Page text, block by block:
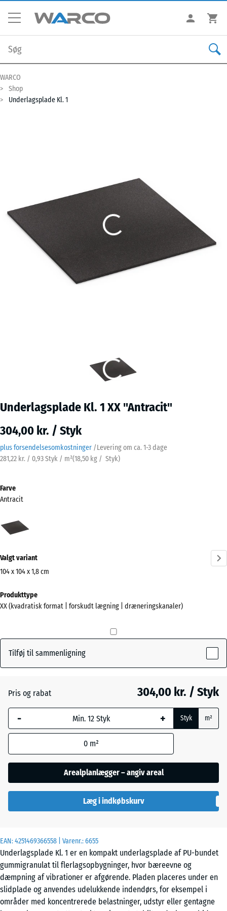
WARCO
Shop
Underlagsplade Kl. 1
Underlagsplade Kl. 1 XX "Antracit"
304,00 kr. / Styk
plus forsendelsesomkostninger /Levering om ca. 1-3 dage
281,22 kr. / 0,93 Styk / m²(18,50 kg / Styk)
EAN:4251469366558 | Varenr.:6655
Underlagsplade Kl. 1 er en kompakt underlagsplade af PU-bundet
gummigranulat til flerlagsopbygninger, hvor bæreevne og
dæmpning af vibrationer er afgørende. Pladen placeres under en
slidplade og anvendes udelukkende indendørs, for eksempel i
områder med koncentrerede belastninger, udstyr eller gentagne
Farve
Antracit
Valgt variant
104 x 104 x 1,8 cm
til
x
1040
Den valgte,
blåmarkerede
dimension
behovsberegningen
(medmindre andet
produktdataene).
104
104
x
1,8
cm
Produkttype
XX (kvadratisk format | forskudt lægning | dræneringskanaler)
Tilføj til sammenligning
Pris og rabat 304,00 kr. / Styk
- + Styk m²
0 m²
Arealplanlægger – angiv areal
Læg i indkøbskurv